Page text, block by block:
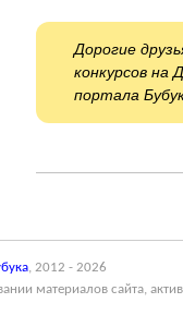
Дорогие
конкурсов на
портала
, 2012 - 2026
материалов сайта,